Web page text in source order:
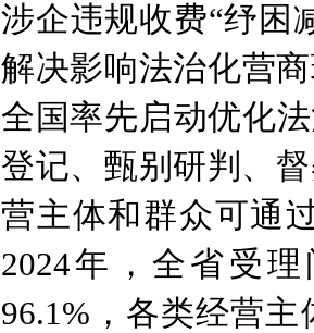
涉企违规收费“纾困
解决影响法治化营
全国率先启动优化
登记、甄别研判、
营主体和群众可通
2024年，全省受
96.1%，各类经营